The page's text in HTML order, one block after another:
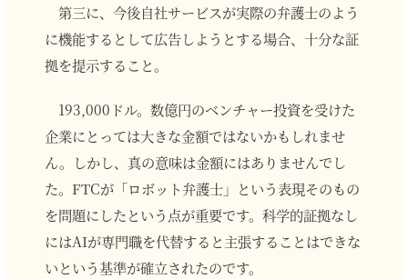
第三に、今後自社サービスが実際の弁護士のよう
に機能するとして広告しようとする場合、十分な証
拠を提示すること。
193,000ドル。数億円のベンチャー投資を受けた
企業にとっては大きな金額ではないかもしれませ
ん。しかし、真の意味は金額にはありませんでし
た。FTCが「ロボット弁護士」という表現そのもの
を問題にしたという点が重要です。科学的証拠なし
にはAIが専門職を代替すると主張することはできな
いという基準が確立されたのです。